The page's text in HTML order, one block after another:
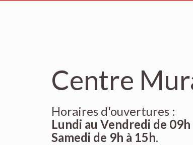
Centre
Horaires d'ouvertures :
Lundi au Vendredi de
Samedi de 9h à 15h.